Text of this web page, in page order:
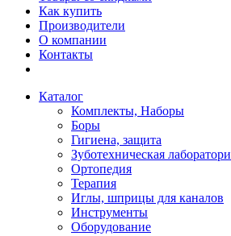
Как купить
Производители
О компании
Контакты
Каталог
Комплекты, Наборы
Боры
Гигиена, защита
Зуботехническая
Ортопедия
Терапия
Иглы, шприцы для каналов
Инструменты
Оборудование